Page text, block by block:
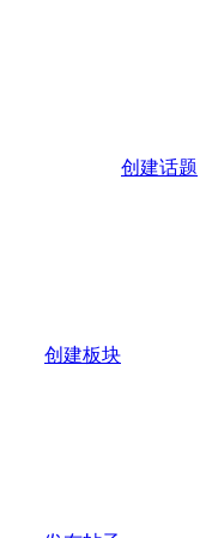
创建话题
创建板块